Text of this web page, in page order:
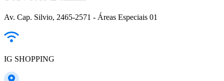
Av. Cap. Silvio, 2465-2571 - Áreas Especiais 01
IG SHOPPING